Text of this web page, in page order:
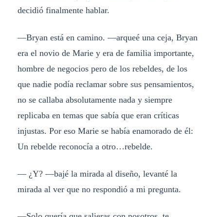
decidió finalmente hablar.
—Bryan está en camino. —arqueé una ceja, Bryan
era el novio de Marie y era de familia importante,
hombre de negocios pero de los rebeldes, de los
que nadie podía reclamar sobre sus pensamientos,
no se callaba absolutamente nada y siempre
replicaba en temas que sabía que eran críticas
injustas. Por eso Marie se había enamorado de él:
Un rebelde reconocía a otro…rebelde.
— ¿Y? —bajé la mirada al diseño, levanté la
mirada al ver que no respondió a mi pregunta.